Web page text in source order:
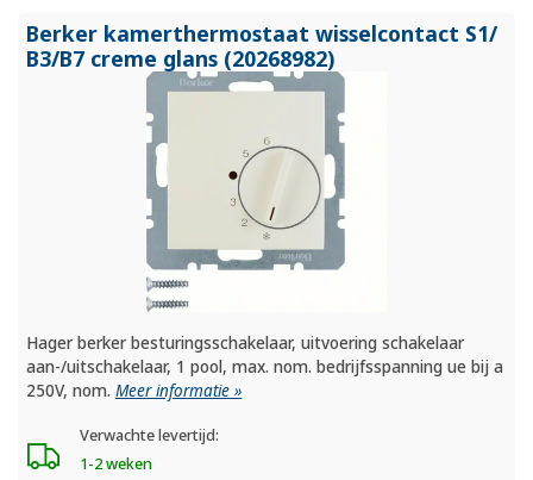
Berker kamerthermostaat wisselcontact S1/
B3/B7 creme glans (20268982)
Hager berker besturingsschakelaar, uitvoering schakelaar
aan-/uitschakelaar, 1 pool, max. nom. bedrijfsspanning ue bij a
250V, nom.Meer informatie »
Verwachte levertijd:
1-2 weken